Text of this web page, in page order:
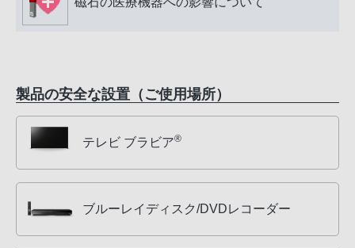
製品の安全な設置（ご使用場所）
テレビ ブラビア®
ブルーレイディスク/DVDレコーダー